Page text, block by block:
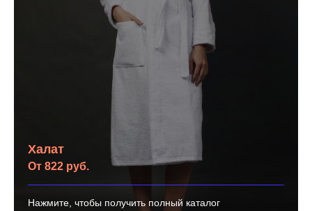
Халат
От 822 руб.
Нажмите, чтобы получить полный каталог